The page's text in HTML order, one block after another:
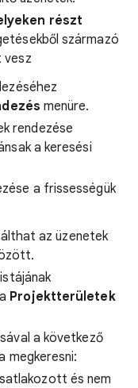
részt
származó
vesz
menüre.
rendezése
a keresési
a frissességük
az üzenetek
Projektterületek
a következő
megkeresni:
és nem